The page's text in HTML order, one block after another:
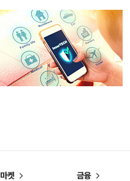
마켓 금융